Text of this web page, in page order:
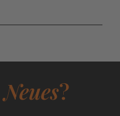
Neues?